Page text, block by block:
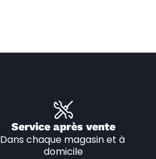
Service après vente
Dans chaque magasin et à
domicile